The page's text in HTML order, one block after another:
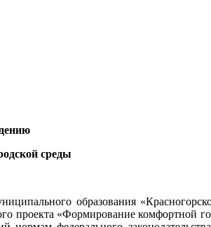
среды
образования
проекта «Формирование комфортной